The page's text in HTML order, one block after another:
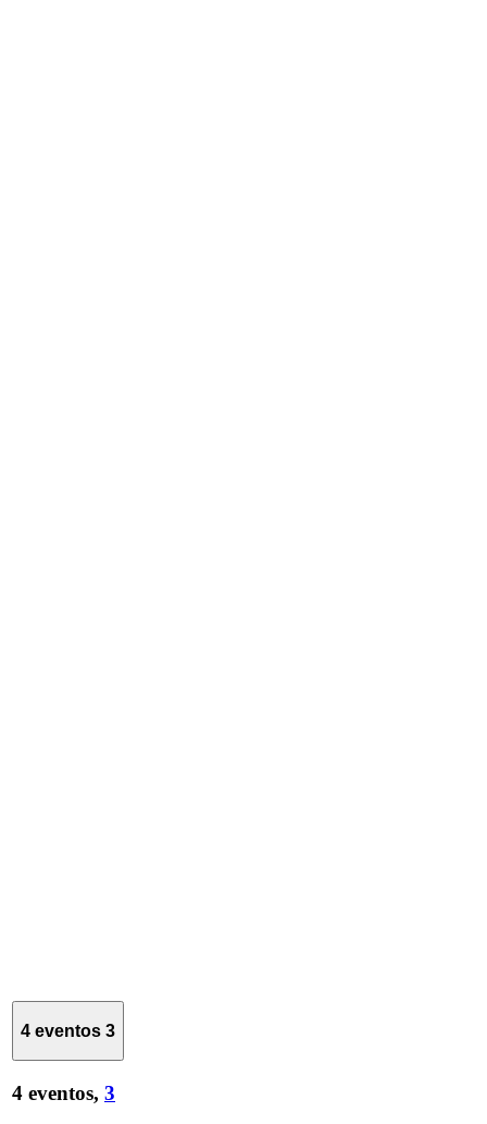
4 eventos 3
4 eventos, 3